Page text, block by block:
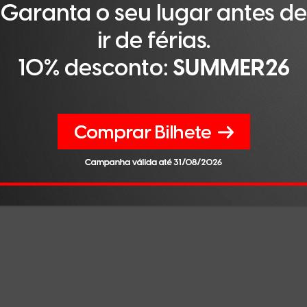
online, e isso nos dá a ilusão de estarmos
estamos mais sós.
cérebro social e para cada um de nós enquanto
sobrevivendo, essas crianças não se tornam pessoas.
que se relacionam com outros sujeitos – não chega a
que, dando-se o caso de um morrer, o outro morre